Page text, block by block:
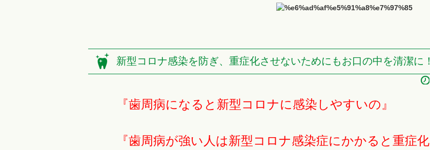
新型コロナ感染を防ぎ、重症化させないためにもお口の中を清潔に！
『歯周病になると新型コロナに感染しやすいの』
『歯周病が強い人は新型コロナ感染症にかかると重症化